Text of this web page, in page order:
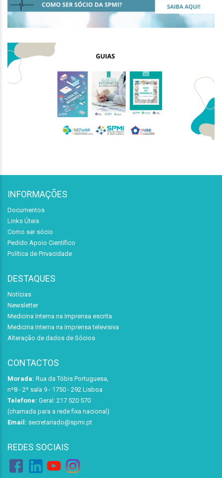
INFORMAÇÕES
Documentos
Links Úteis
Como ser sócio
Pedido Apoio Científico
Política de Privacidade
DESTAQUES
Notícias
Newsletter
Medicina Interna na Imprensa escrita
Medicina Interna na Imprensa televisiva
Alteração de dados de Sócios
CONTACTOS
Morada: Rua da Tóbis Portuguesa,
nº8 - 2º sala 9 - 1750 - 292 Lisboa
Telefone: Geral: 217 520 570
(chamada para a rede fixa nacional)
Email: secretariado@spmi.pt
REDES SOCIAIS